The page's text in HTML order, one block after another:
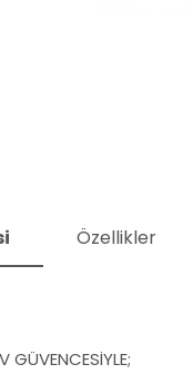
Özellikler
GÜVENCESİYLE;